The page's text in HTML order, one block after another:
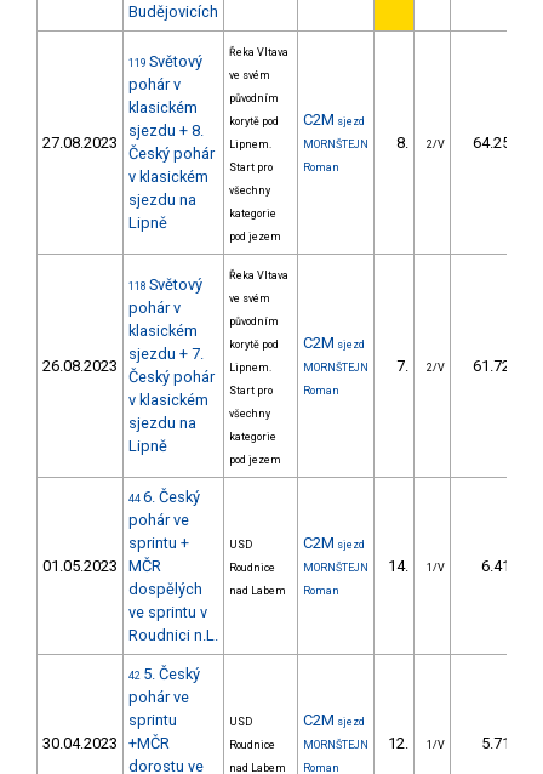
Budějovicích
27.08.2023
119 Světový
pohár v
klasickém
sjezdu + 8.
Český pohár
v klasickém
sjezdu na
Lipně
Řeka Vltava
ve svém
původním
korytě pod
Lipnem.
Start pro
všechny
kategorie
pod jezem
C2M sjezd
MORNŠTEJN
Roman
8. 2/V 64.25
26.08.2023
118 Světový
pohár v
klasickém
sjezdu + 7.
Český pohár
v klasickém
sjezdu na
Lipně
Řeka Vltava
ve svém
původním
korytě pod
Lipnem.
Start pro
všechny
kategorie
pod jezem
C2M sjezd
MORNŠTEJN
Roman
7. 2/V 61.72
01.05.2023
44 6. Český
pohár ve
sprintu +
MČR
dospělých
ve sprintu v
Roudnici n.L.
USD
Roudnice
nad Labem
C2M sjezd
MORNŠTEJN
Roman
14. 1/V 6.41
30.04.2023
42 5. Český
pohár ve
sprintu
+MČR
dorostu ve
USD
Roudnice
nad Labem
C2M sjezd
MORNŠTEJN
Roman
12. 1/V 5.71